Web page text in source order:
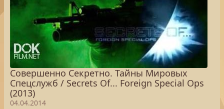
Совершенно Секретно. Тайны Мировых
Спецслужб / Secrets Of... Foreign Special Ops
(2013)
04.04.2014